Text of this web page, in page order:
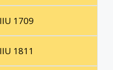
1709
1811